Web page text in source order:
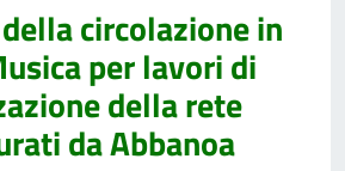
circolazione in
per lavori di
della rete
da Abbanoa